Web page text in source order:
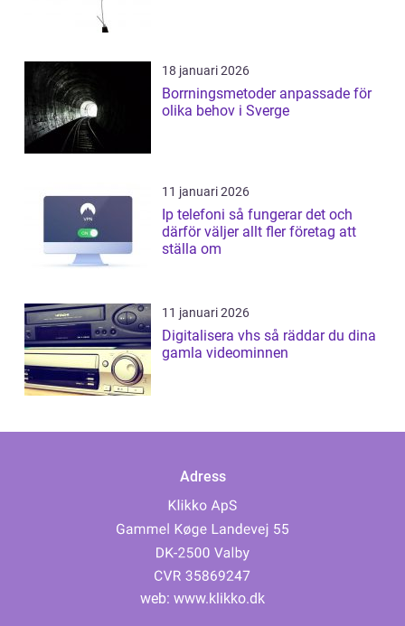
18 januari 2026
Borrningsmetoder anpassade för
olika behov i Sverge
11 januari 2026
Ip telefoni så fungerar det och
därför väljer allt fler företag att
ställa om
11 januari 2026
Digitalisera vhs så räddar du dina
gamla videominnen
Adress
web: www.klikko.dk